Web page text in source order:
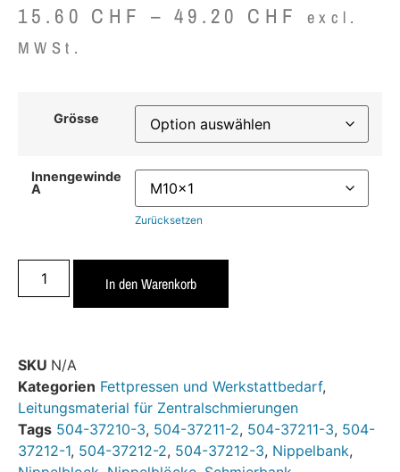
15.60 CHF – 49.20 CHF
excl.
MWSt.
Grösse
Innengewinde
A
Zurücksetzen
In den Warenkorb
SKU N/A
Kategorien Fettpressen und Werkstattbedarf,
Leitungsmaterial für Zentralschmierungen
Tags 504-37210-3, 504-37211-2, 504-37211-3, 504-
37212-1, 504-37212-2, 504-37212-3, Nippelbank,